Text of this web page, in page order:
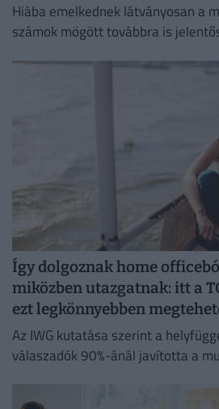
Hiába emelkednek látványosan a
számok mögött továbbra is
Így dolgoznak home
miközben utazgatnak: itt a
ezt legkönnyebben
Az IWG kutatása szerint a
válaszadók 90%-ánál javította a